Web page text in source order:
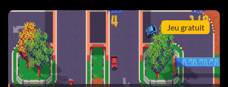
Jeu gratuit